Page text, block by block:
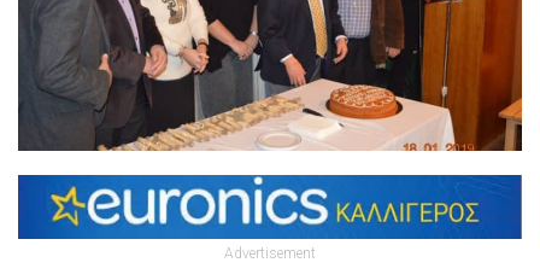
Advertisement